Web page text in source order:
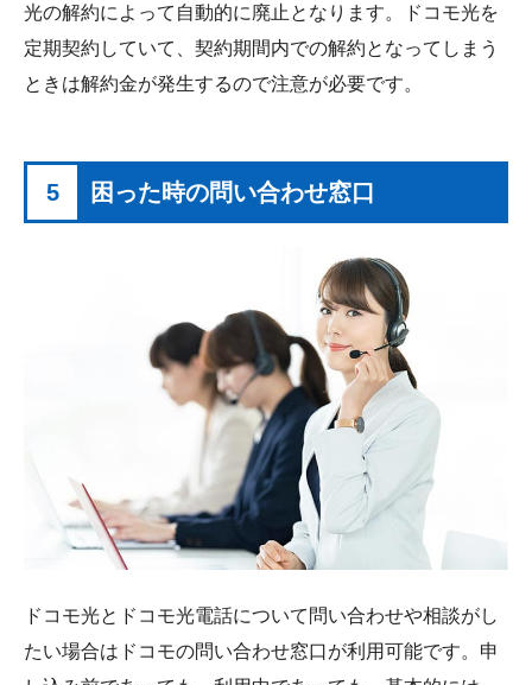
光の解約によって自動的に廃止となります。ドコモ光を
定期契約していて、契約期間内での解約となってしまう
ときは解約金が発生するので注意が必要です。
5 困った時の問い合わせ窓口
ドコモ光とドコモ光電話について問い合わせや相談がし
たい場合はドコモの問い合わせ窓口が利用可能です。申